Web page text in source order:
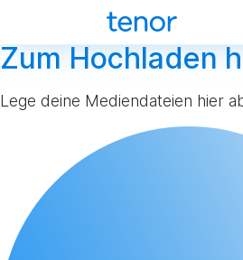
Zum Hochladen
Lege deine Mediendateien hier